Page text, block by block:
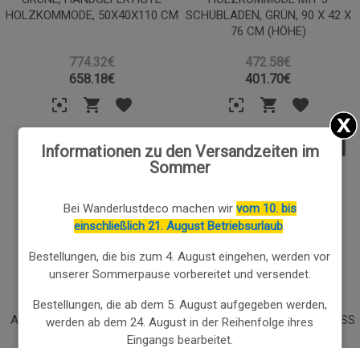
HOLZKOMMODE, 50X40X110 CM
774.32€
658.18€
SCHUBLADEN, GRÜN, 90 X 42 X
76 CM (HÖHE)
472.58€
401.70€
SCHWARZE KOMMODE AUS
ALTHOLZ MIT 5 SCHUBLADEN,
42X36,5X105 CM.
15.00%
KOMMODE AUS HOLZ MIT 3
SCHUBLADEN 100X50X80 WEISS
15.00
Informationen zu den Versandzeiten im
Sommer
Bei Wanderlustdeco machen wir vom 10. bis
einschließlich 21. August Betriebsurlaub.
Bestellungen, die bis zum 4. August eingehen, werden vor
unserer Sommerpause vorbereitet und versendet.
Bestellungen, die ab dem 5. August aufgegeben werden,
werden ab dem 24. August in der Reihenfolge ihres
Eingangs bearbeitet.